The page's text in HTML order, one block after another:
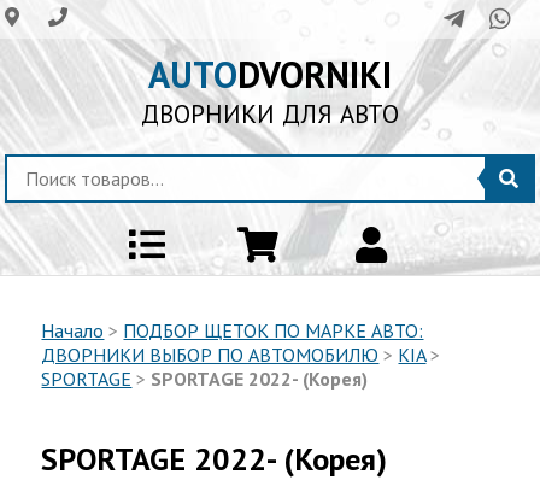
AUTODVORNIKI
ДВОРНИКИ ДЛЯ АВТО
Начало > ПОДБОР ЩЕТОК ПО МАРКЕ АВТО:
ДВОРНИКИ ВЫБОР ПО АВТОМОБИЛЮ > KIA>
SPORTAGE > SPORTAGE 2022- (Корея)
SPORTAGE 2022- (Корея)